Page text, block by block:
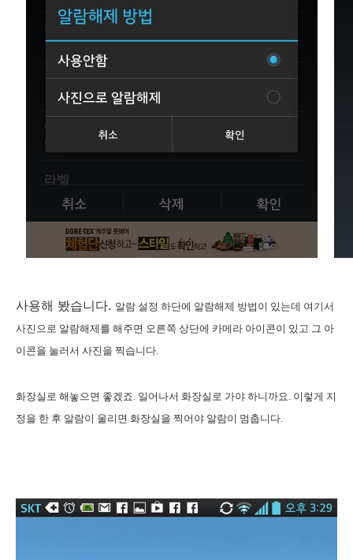
사용해 봤습니다. 알람 설정 하단에 알람해제 방법이 있는데 여기서
사진으로 알람해제를 해주면 오른쪽 상단에 카메라 아이콘이 있고 그 아
이콘을 눌러서 사진을 찍습니다.
화장실로 해놓으면 좋겠죠. 일어나서 화장실로 가야 하니까요. 이렇게 지
정을 한 후 알람이 울리면 화장실을 찍어야 알람이 멈춥니다.